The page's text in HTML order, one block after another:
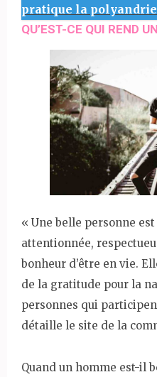
pratique la polyandrie
QU’EST-CE QUI REND
« Une belle personne
attentionnée,
bonheur d’être en vie.
de la gratitude pour la
personnes qui
détaille le site de la
Quand un homme est-il